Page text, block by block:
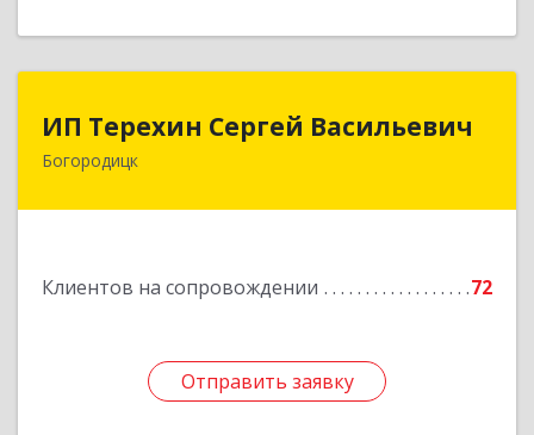
ИП Терехин Сергей Васильевич
Богородицк
Клиентов на сопровождении 72
Отправить заявку
ИП Терехин Сергей Васильевич
301831, Тульская обл, Богородицкий р-н,
Отправить заявку